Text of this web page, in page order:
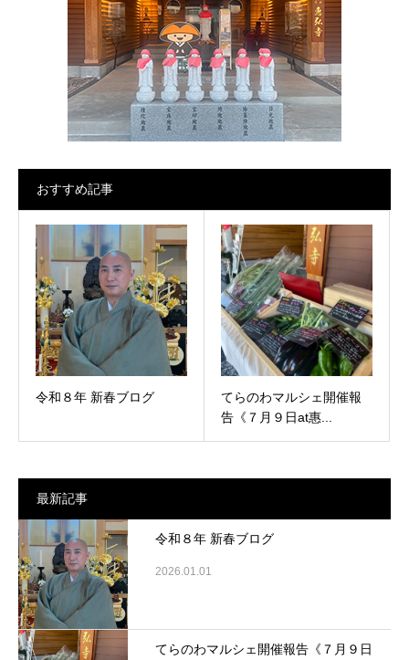
おすすめ記事
令和８年 新春ブログ
てらのわマルシェ開催報
告《７月９日at惠...
最新記事
令和８年 新春ブログ
2026.01.01
てらのわマルシェ開催報告《７月９日